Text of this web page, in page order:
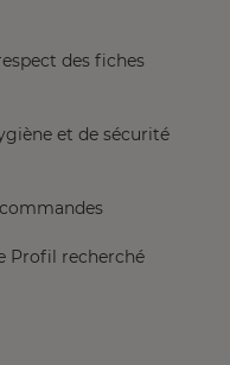
des fiches
et de sécurité
Profil recherché